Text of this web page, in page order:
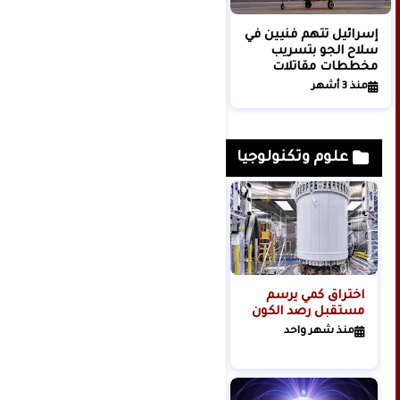
إسرائيل تتهم فنيين في
سلاح الجو بتسريب
مخططات مقاتلات
إف-15 لإيرانمنذ 3 أشهر
علوم وتكنولوجيا
اختراق كمي يرسم
مستقبل رصد الكون
منذ شهر واحد